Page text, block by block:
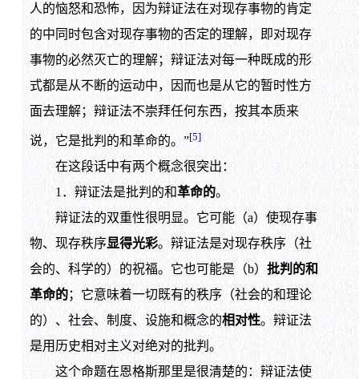
人的恼怒和恐怖，因为辩证法在对现存事物的肯定
的中同时包含对现存事物的否定的理解，即对现存
事物的必然灭亡的理解；辩证法对每一种既成的形
式都是从不断的运动中，因而也是从它的暂时性方
面去理解；辩证法不崇拜任何东西，按其本质来
说，它是批判的和革命的。”[5]
在这段话中有两个概念很突出：
1．辩证法是批判的和革命的。
辩证法的双重性很明显。它可能（a）使现存事
物、现存秩序显得光彩。辩证法是对现存秩序（社
会的、科学的）的祝福。它也可能是（b） 批判的和
革命的；它意味着一切既有的秩序（社会的和理论
的）、社会、制度、设施和概念的相对性。辩证法
是用历史相对主义对绝对的批判。
这个命题在恩格斯那里是很清楚的：辩证法使